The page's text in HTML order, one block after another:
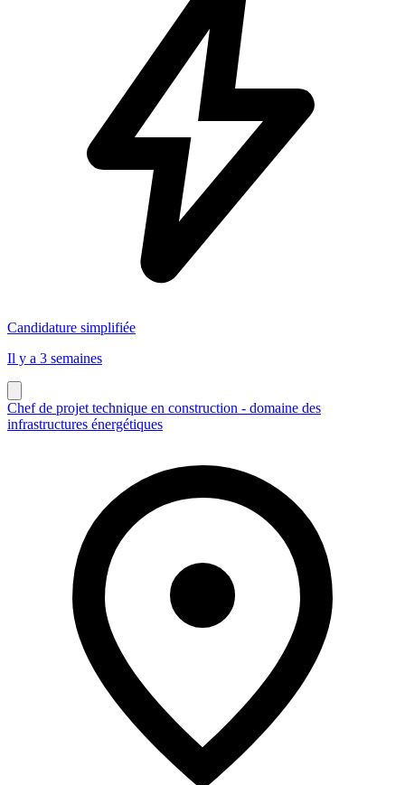
Candidature simplifiée
Il y a 3 semaines
Chef de projet technique en construction - domaine des
infrastructures énergétiques